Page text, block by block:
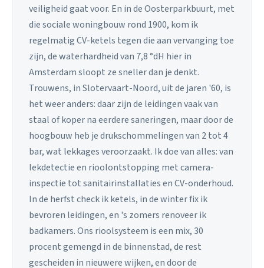
veiligheid gaat voor. En in de Oosterparkbuurt, met
die sociale woningbouw rond 1900, kom ik
regelmatig CV-ketels tegen die aan vervanging toe
zijn, de waterhardheid van 7,8 °dH hier in
Amsterdam sloopt ze sneller dan je denkt.
Trouwens, in Slotervaart-Noord, uit de jaren '60, is
het weer anders: daar zijn de leidingen vaak van
staal of koper na eerdere saneringen, maar door de
hoogbouw heb je drukschommelingen van 2 tot 4
bar, wat lekkages veroorzaakt. Ik doe van alles: van
lekdetectie en rioolontstopping met camera-
inspectie tot sanitairinstallaties en CV-onderhoud.
In de herfst check ik ketels, in de winter fix ik
bevroren leidingen, en 's zomers renoveer ik
badkamers. Ons rioolsysteem is een mix, 30
procent gemengd in de binnenstad, de rest
gescheiden in nieuwere wijken, en door de